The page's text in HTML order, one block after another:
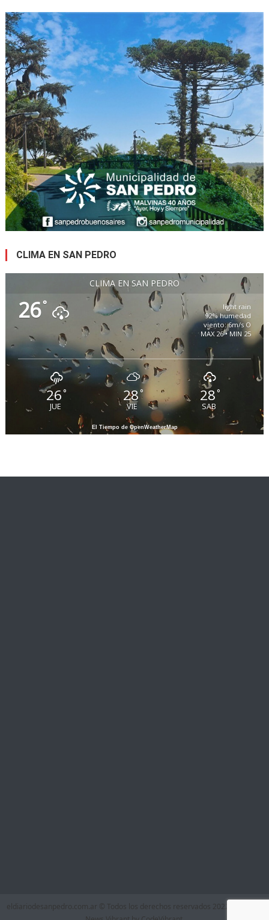
CLIMA EN SAN PEDRO
CLIMA EN SAN PEDRO
26°
light rain
92% humedad
viento: 6m/s O
MAX 26 • MIN 25
26°
JUE
28 °
VIE
28°
SAB
El Tiempo de OpenWeatherMap
eldiariodesanpedro.com.ar © Todos los derechos reservados 2022